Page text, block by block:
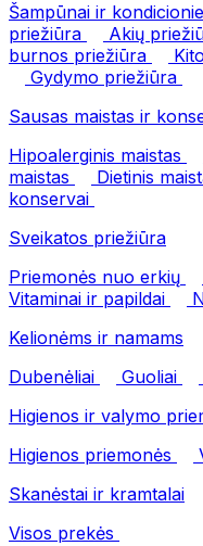
Šampūnai ir
priežiūra
Akių
burnos priežiūra
Gydymo priežiūra
Sausas maistas ir
Hipoalerginis maistas
maistas
Dietinis
konservai
Sveikatos priežiūra
Priemonės nuo erkių
Vitaminai ir papildai
Kelionėms ir namams
Dubenėliai
Guoliai
Higienos ir valymo
Higienos priemonės
Skanėstai ir kramtalai
Visos prekės